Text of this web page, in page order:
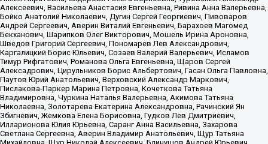
Алексеевич, Васильева Анастасия Евгеньевна, Ривина Анна Валерьевна,
Бойко Анатолий Николаевич, Дугин Сергей Георгиевич, Пивоваров
Андрей Сергеевич, Аверин Виталий Евгеньевич, Барахоев Магомед
Бекханович, Шарипков Олег Викторович, Мошель Ирина Ароновна,
Шведов Григорий Сергеевич, Пономарев Лев Александрович,
Каргалицкий Борис Юльевич, Созаев Валерий Валерьевич, Исламов
Тимур Рифгатович, Романова Ольга Евгеньевна, Щаров Сергей
Алексадрович, Цирульников Борис Альбертович, Гасан Ольга Павловна,
Паутов Юрий Анатольевич, Верховский Александр Маркович,
Пислакова-Паркер Марина Петровна, Кочеткова Татьяна
Владимировна, Чуркина Наталья Валерьевна, Акимова Татьяна
Николаевна, Золотарева Екатерина Александровна, Рачинский Ян
Збигневич, Жемкова Елена Борисовна, Гудков Лев Дмитриевич,
Илларионова Юлия Юрьевна, Саранг Анна Васильевна, Захарова
Светлана Сергеевна, Аверин Владимир Анатольевич, Щур Татьяна